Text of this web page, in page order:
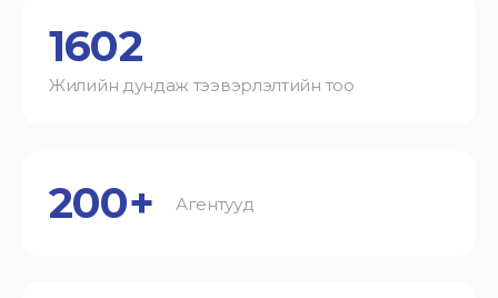
1602
Жилийн дундаж тээвэрлэлтийн тоо
200+ Агентууд